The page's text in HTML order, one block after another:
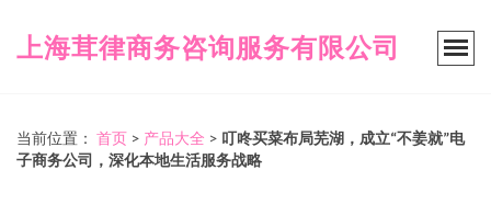
上海茸律商务咨询服务有限公司
当前位置： 首页 > 产品大全 > 叮咚买菜布局芜湖，成立“不姜就”电
子商务公司，深化本地生活服务战略